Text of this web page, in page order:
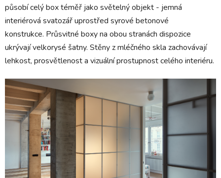
působí celý box téměř jako světelný objekt - jemná
interiérová svatozář uprostřed syrové betonové
konstrukce. Průsvitné boxy na obou stranách dispozice
ukrývají velkorysé šatny. Stěny z mléčného skla zachovávají
lehkost, prosvětlenost a vizuální prostupnost celého interiéru.